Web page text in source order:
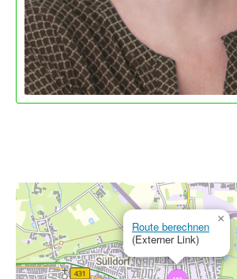
Route berechnen
(Externer Link)
×